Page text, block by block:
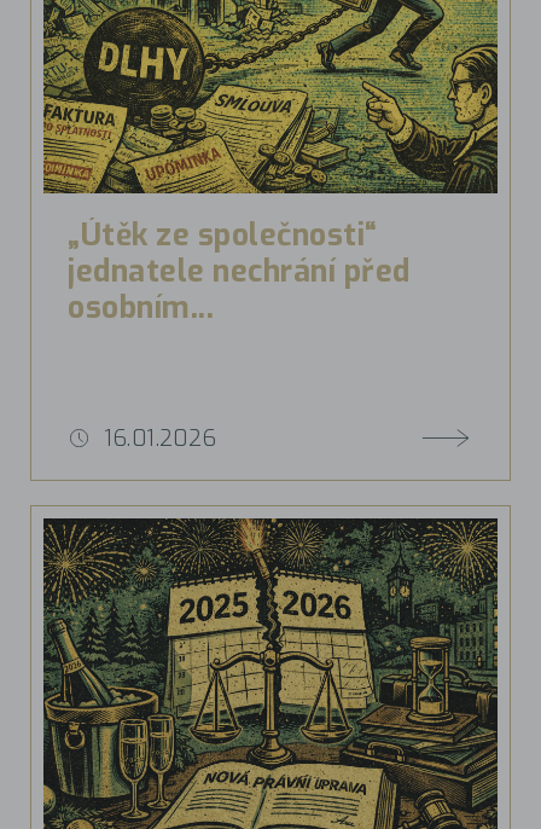
„Útěk ze společnosti“
jednatele nechrání před
osobním...
16.01.2026